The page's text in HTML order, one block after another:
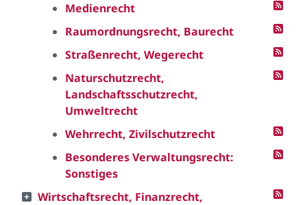
Medienrecht
Raumordnungsrecht, Baurecht
Straßenrecht, Wegerecht
Naturschutzrecht,
Landschaftsschutzrecht,
Umweltrecht
Wehrrecht, Zivilschutzrecht
Besonderes Verwaltungsrecht:
Sonstiges
Wirtschaftsrecht, Finanzrecht,